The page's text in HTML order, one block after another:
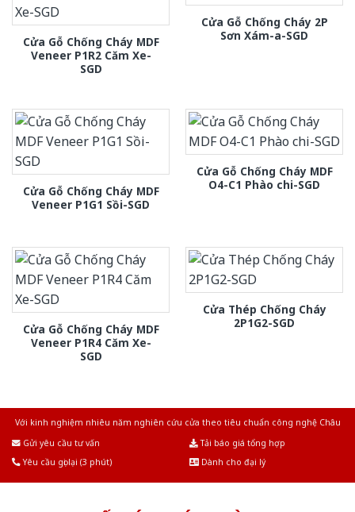
Cửa Gỗ Chống Cháy MDF
Veneer P1R2 Căm Xe-
SGD
Cửa Gỗ Chống Cháy 2P
Sơn Xám-a-SGD
Cửa Gỗ Chống Cháy MDF
Veneer P1G1 Sồi-SGD
Cửa Gỗ Chống Cháy MDF
O4-C1 Phào chi-SGD
Cửa Gỗ Chống Cháy MDF
Veneer P1R4 Căm Xe-
SGD
Cửa Thép Chống Cháy
2P1G2-SGD
Với kinh nghiệm nhiêu năm nghiên cứu cửa theo tiêu chuẩn công nghệ Châu
Gửi yêu cầu tư vấn
Tải báo giá tổng hợp
Yêu cầu gọi lại (3 phút)
Dành cho đại lý